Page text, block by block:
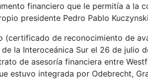
financiero que le permitía a la
presidente Pedro Pablo
(certificado de reconocimiento de
la Interoceánica Sur el 26 de julio
de asesoría financiera entre
estuvo integrada por Odebrecht,